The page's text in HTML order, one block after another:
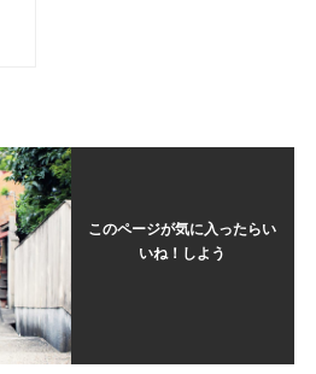
このページが気に入ったらい
いね！しよう